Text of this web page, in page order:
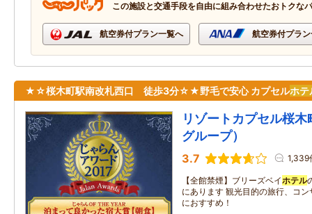
この施設と交通手段を自由に組み合わせたおトクな
航空券付プラン一覧へ 航空券付プラ
★☆桜木町駅南改札西口 徒歩3分☆★野毛で安心 カプセルホテ
リゾートカプセル桜
グループ）
3.7 1,339
【全館禁煙】ブリーズベイホテル
にあります 観光目的の旅行、コ
におすすめ！